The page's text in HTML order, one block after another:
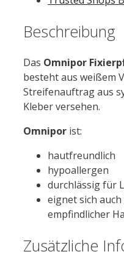
Beschreibung
Das Omnipor
besteht aus weißem
Streifenauftrag aus
Kleber versehen.
Omnipor ist:
hautfreundlich
hypoallergen
durchlässig für
eignet sich
empfindlicher
Zusätzliche